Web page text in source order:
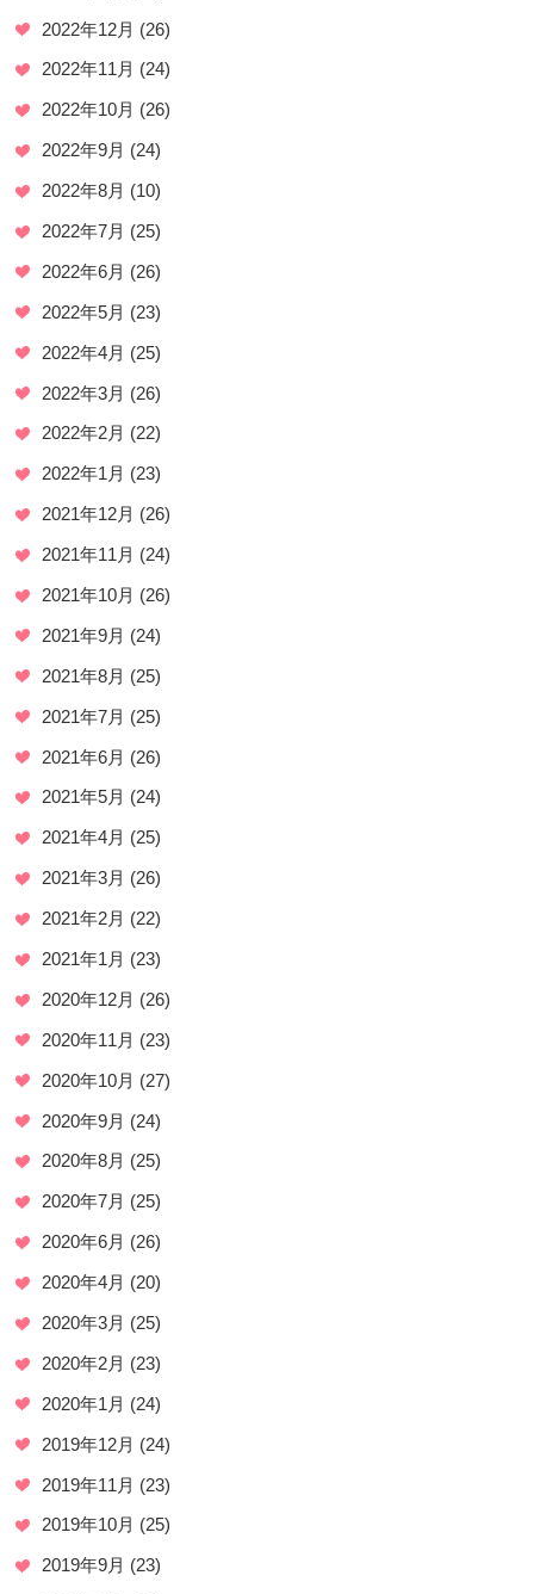
2022年12月 (26)
2022年11月 (24)
2022年10月 (26)
2022年9月 (24)
2022年8月 (10)
2022年7月 (25)
2022年6月 (26)
2022年5月 (23)
2022年4月 (25)
2022年3月 (26)
2022年2月 (22)
2022年1月 (23)
2021年12月 (26)
2021年11月 (24)
2021年10月 (26)
2021年9月 (24)
2021年8月 (25)
2021年7月 (25)
2021年6月 (26)
2021年5月 (24)
2021年4月 (25)
2021年3月 (26)
2021年2月 (22)
2021年1月 (23)
2020年12月 (26)
2020年11月 (23)
2020年10月 (27)
2020年9月 (24)
2020年8月 (25)
2020年7月 (25)
2020年6月 (26)
2020年4月 (20)
2020年3月 (25)
2020年2月 (23)
2020年1月 (24)
2019年12月 (24)
2019年11月 (23)
2019年10月 (25)
2019年9月 (23)